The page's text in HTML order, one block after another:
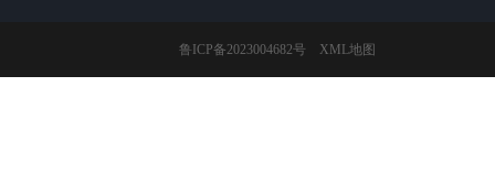
鲁ICP备2023004682号 XML地图